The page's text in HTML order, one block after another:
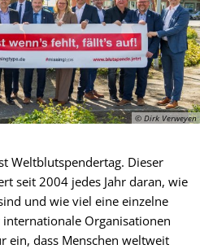
© Dirk Verweyen
Weltblutspendertag. Dieser
seit 2004 jedes Jahr daran, wie
und wie viel eine einzelne
Organisationen
ein, dass Menschen weltweit